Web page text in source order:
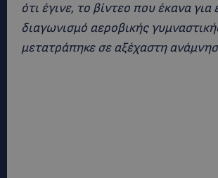
ότι έγινε, το βίντεο που έκανα για
διαγωνισμό αεροβικής
μετατράπηκε σε αξέχαστη